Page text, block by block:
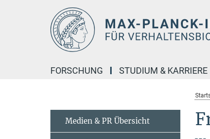
FORSCHUNG STUDIUM & KARRIERE
Medien & PR Übersicht